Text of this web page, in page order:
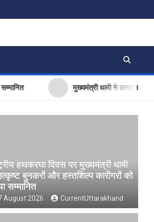
मुख्यमंत्री धामी ने उत्तराखंड क्रीड़ा
हथकरघा दिवस पर मुख्यमंत्री धामी
बुनकरों और हस्तशिल्प कारीगरों को
सम्मानित
August 2026 CurrentUttarakhand